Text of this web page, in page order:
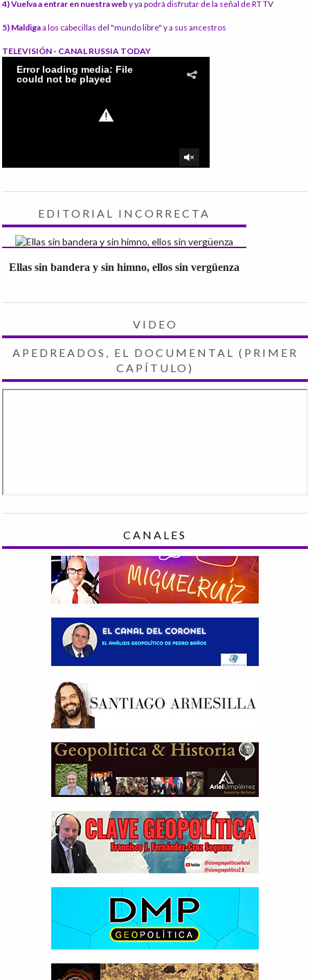
4) Vuelva a entrar en nuestra weby ya podrá disfrutar de la señal de RT TV
5) Maldigaa los cabecillas del "mundo libre" y a sus ancestros
TELEVISIÓN - CANAL RUSSIA TODAY
EDITORIAL INCORRECTA
Ellas sin bandera y sin himno, ellos sin vergüenza
VIDEO
APEDREADOS, EL DOCUMENTAL (PRIMER
CAPÍTULO)
CANALES